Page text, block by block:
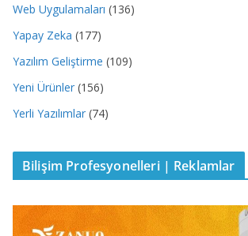
Web Uygulamaları (136)
Yapay Zeka (177)
Yazılım Geliştirme (109)
Yeni Ürünler (156)
Yerli Yazılımlar (74)
Bilişim Profesyonelleri | Reklamlar